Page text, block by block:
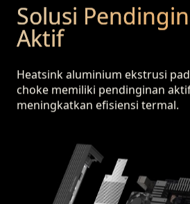
Solusi
Aktif
Heatsink aluminium ekstrusi
choke memiliki pendinginan
meningkatkan efisiensi termal.